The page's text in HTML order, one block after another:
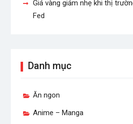
Giá vàng giảm nhẹ khi thị
Fed
Danh mục
Ăn ngon
Anime – Manga